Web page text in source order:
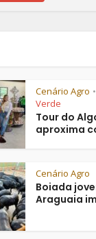
Cenário Agro •
Verde
Tour do
aproxima
Cenário Agro
Boiada
Araguaia